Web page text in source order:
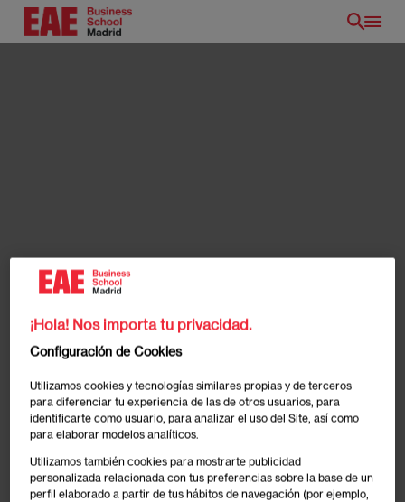
Pasar
Leroy Merlin on
Campus
¡Hola! Nos importa tu privacidad.
Configuración de Cookies
Utilizamos cookies y tecnologías similares propias y de terceros
para diferenciar tu experiencia de las de otros usuarios, para
identificarte como usuario, para analizar el uso del Site, así como
para elaborar modelos analíticos.
Utilizamos también cookies para mostrarte publicidad
personalizada relacionada con tus preferencias sobre la base de un
perfil elaborado a partir de tus hábitos de navegación (por ejemplo,